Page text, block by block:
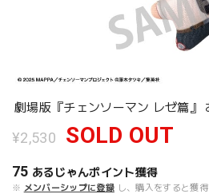
劇場版『チェンソーマン レゼ篇』
¥2,530 SOLD OUT
75 あるじゃんポイント獲得
※ メンバーシップに登録 し、購入をすると獲得